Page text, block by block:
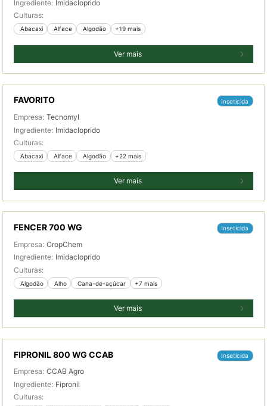
Ingrediente: Imidacloprido
Culturas:
Abacaxi Alface Algodão +19 mais
Ver mais
FAVORITO Inseticida
Empresa: Tecnomyl
Ingrediente: Imidacloprido
Culturas:
Abacaxi Alface Algodão +22 mais
Ver mais
FENCER 700 WG Inseticida
Empresa: CropChem
Ingrediente: Imidacloprido
Culturas:
Algodão Alho Cana-de-açúcar +7 mais
Ver mais
FIPRONIL 800 WG CCAB Inseticida
Empresa: CCAB Agro
Ingrediente: Fipronil
Culturas: